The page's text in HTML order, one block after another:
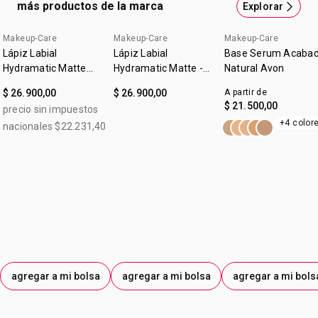
Hydramatic -Maquillaje: Glamuroso efecto brillante de
color intenso. -Cuidado: Con más del 50% de ingredientes
hidratantes y protectores de la piel. Labios hidratados,
más voluminosos y suaves al instante y con el tiempo.1 -
ayudar a prevenir la resequedad.2 Con FPS 20.3 Basado
en un estudio con consumidores 1 . Basado en un estudio
de eficacia clínica.2 Este producto no es protector solar 3.
más productos de la marca Explorar
Makeup-Care
Lápiz Labial
Hydramatic Matte
Mauve 3,6g
$ 26.900,00
precio sin impuestos
nacionales $22.231,40
agregar a mi bolsa
Makeup-Care
Lápiz Labial
Hydramatic Matte -
$ 26.900,00
agregar a mi bolsa
Makeup-Care
Base Serum
Natural Avon
A partir de
$ 21.500,00
+4
agregar a mi